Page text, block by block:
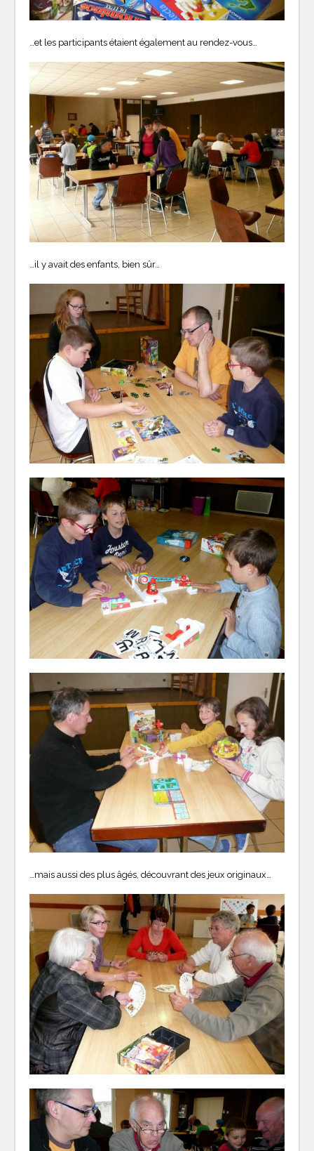
…et les participants étaient également au rendez-vous…
…il y avait des enfants, bien sûr…
…mais aussi des plus âgés, découvrant des jeux originaux…